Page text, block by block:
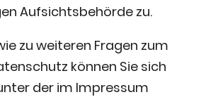
Aufsichtsbehörde zu.
zu weiteren Fragen zum
können Sie sich
der im Impressum